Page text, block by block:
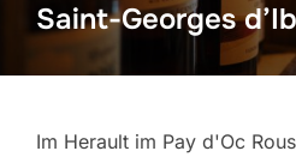
Saint-Georges
Im Herault im Pay d'Oc